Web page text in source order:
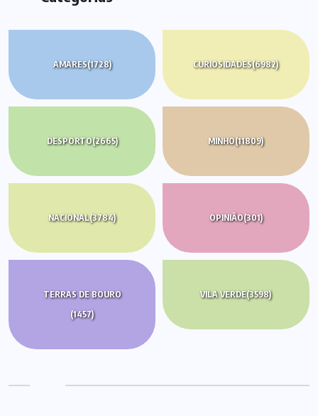
AMARES(1728) CURIOSIDADES(6982)
DESPORTO(2665) MINHO(11809)
NACIONAL(3784) OPINIÃO(301)
TERRAS DE BOURO
(1457)
VILA VERDE(3598)